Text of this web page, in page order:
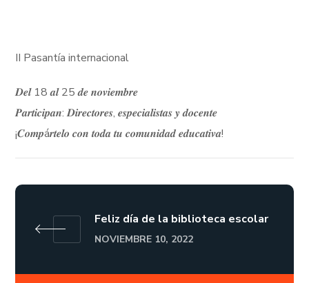
II Pasantía internacional
𝑫𝒆𝒍 18 𝒂𝒍 25 𝒅𝒆 𝒏𝒐𝒗𝒊𝒆𝒎𝒃𝒓𝒆
𝑷𝒂𝒓𝒕𝒊𝒄𝒊𝒑𝒂𝒏: 𝑫𝒊𝒓𝒆𝒄𝒕𝒐𝒓𝒆𝒔, 𝒆𝒔𝒑𝒆𝒄𝒊𝒂𝒍𝒊𝒔𝒕𝒂𝒔 𝒚 𝒅𝒐𝒄𝒆𝒏𝒕𝒆
¡𝑪𝒐𝒎𝒑á𝒓𝒕𝒆𝒍𝒐 𝒄𝒐𝒏 𝒕𝒐𝒅𝒂 𝒕𝒖 𝒄𝒐𝒎𝒖𝒏𝒊𝒅𝒂𝒅 𝒆𝒅𝒖𝒄𝒂𝒕𝒊𝒗𝒂!
Feliz día de la biblioteca escolar
NOVIEMBRE 10, 2022